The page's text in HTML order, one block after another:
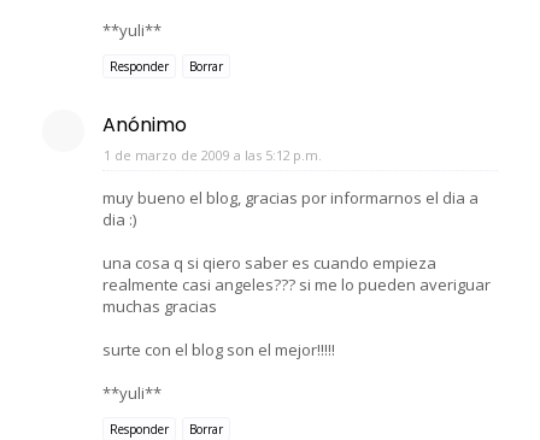
**yuli**
Responder Borrar
Anónimo
1 de marzo de 2009 a las 5:12 p.m.
muy bueno el blog, gracias por informarnos el dia a
dia :)
una cosa q si qiero saber es cuando empieza
realmente casi angeles??? si me lo pueden averiguar
muchas gracias
surte con el blog son el mejor!!!!!
**yuli**
Responder Borrar